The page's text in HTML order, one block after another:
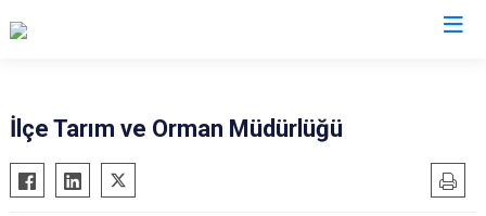
Akseki
Alanya
İlçe Tarım ve Orman Müdürlüğü